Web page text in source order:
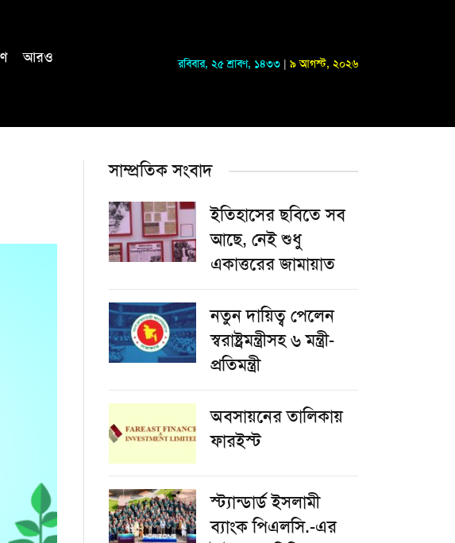
আরও রবিবার, ২৫ শ্রাবণ, ১৪৩৩ | ৯ আগস্ট, ২০২৬
সাম্প্রতিক সংবাদ
ইতিহাসের ছবিতে সব
আছে, নেই শুধু
একাত্তরের জামায়াত
নতুন দায়িত্ব পেলেন
স্বরাষ্ট্রমন্ত্রীসহ ৬ মন্ত্রী-
প্রতিমন্ত্রী
অবসায়নের তালিকায়
ফারইস্ট
স্ট্যান্ডার্ড ইসলামী
ব্যাংক পিএলসি.-এর